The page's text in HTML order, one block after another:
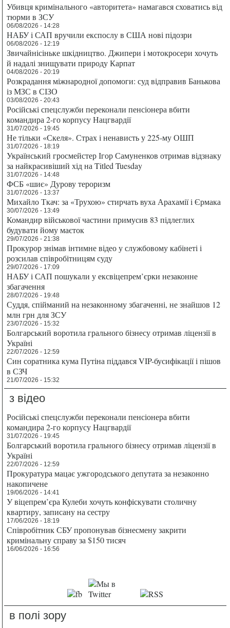
Убивця кримінального «авторитета» намагався сховатись від
тюрми в ЗСУ
06/08/2026 - 14:28
НАБУ і САП вручили експослу в США нові підозри
06/08/2026 - 12:19
Звичайнісіньке шкідництво. Джипери і мотокросери хочуть
й надалі знищувати природу Карпат
04/08/2026 - 20:19
Розкрадання міжнародної допомоги: суд відправив Банькова
із МЗС в СІЗО
03/08/2026 - 20:43
Російські спецслужби переконали пенсіонера вбити
командира 2-го корпусу Нацгвардії
31/07/2026 - 19:45
Не тільки «Скеля». Страх і ненависть у 225-му ОШП
31/07/2026 - 18:19
Український гросмейстер Ігор Самуненков отримав відзнаку
за найкрасивіший хід на Titled Tuesday
31/07/2026 - 14:48
ФСБ «шиє» Дурову тероризм
31/07/2026 - 13:37
Михайло Ткач: за «Трухою» стирчать вуха Арахамії і Єрмака
30/07/2026 - 13:49
Командир військової частини примусив 83 підлеглих
будувати йому маєток
29/07/2026 - 21:38
Прокурор знімав інтимне відео у службовому кабінеті і
розсилав співробітницям суду
29/07/2026 - 17:09
НАБУ і САП пошукали у ексвіцепрем’єрки незаконне
збагачення
28/07/2026 - 19:48
Суддя, спійманий на незаконному збагаченні, не знайшов 12
млн грн для ЗСУ
23/07/2026 - 15:32
Болгарський воротила грального бізнесу отримав ліцензії в
Україні
22/07/2026 - 12:59
Син соратника кума Путіна піддався VIP-бусифікації і пішов
в СЗЧ
21/07/2026 - 15:32
з відео
Російські спецслужби переконали пенсіонера вбити
командира 2-го корпусу Нацгвардії
31/07/2026 - 19:45
Болгарський воротила грального бізнесу отримав ліцензії в
Україні
22/07/2026 - 12:59
Прокуратура мацає ужгородського депутата за незаконно
накопичене
19/06/2026 - 14:41
У віцепрем’єра Кулеби хочуть конфіскувати столичну
квартиру, записану на сестру
17/06/2026 - 18:19
Співробітник СБУ пропонував бізнесмену закрити
кримінальну справу за $150 тисяч
16/06/2026 - 16:56
в полі зору